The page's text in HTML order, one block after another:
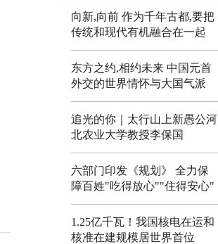
向新,向前 作为千年古都,要把
传统和现代有机融合在一起
东方之约,相约未来 中国元首
外交的世界情怀与大国气派
追光的你｜太行山上新愚公河
北农业大学教授李保国
六部门印发《规划》 全力保
障百姓"吃得放心""住得安心"
1.25亿千瓦！我国核电在运和
核准在建规模居世界首位